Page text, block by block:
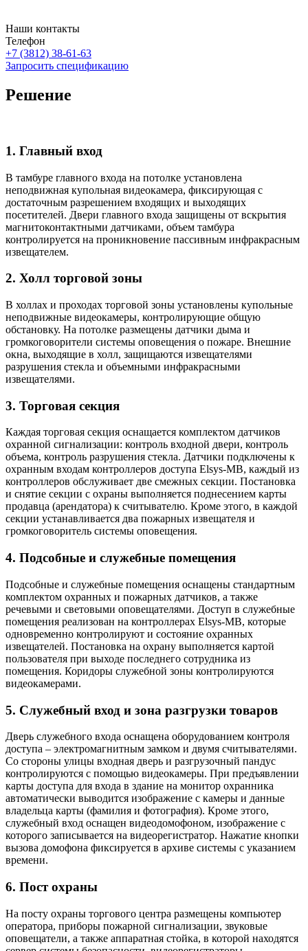
Наши контакты
Телефон
+7 (3812) 38-61-63
Запросить спецификацию
Решение
1. Главный вход
В тамбуре главного входа на потолке установлена
неподвижная купольная видеокамера, фиксирующая с
достаточным разрешением входящих и выходящих
посетителей. Двери главного входа защищены от вскрытия
магнитоконтактными датчиками, объем тамбура
контролируется на проникновение пассивным инфракрасным
извещателем.
2. Холл торговой зоны
В холлах и проходах торговой зоны установлены купольные
неподвижные видеокамеры, контролирующие общую
обстановку. На потолке размещены датчики дыма и
громкоговорители системы оповещения о пожаре. Внешние
окна, выходящие в холл, защищаются извещателями
разрушения стекла и объемными инфракрасными
извещателями.
3. Торговая секция
Каждая торговая секция оснащается комплектом датчиков
охранной сигнализации: контроль входной двери, контроль
объема, контроль разрушения стекла. Датчики подключены к
охранным входам контроллеров доступа Elsys-MB, каждый из
контроллеров обслуживает две смежных секции. Постановка
и снятие секции с охраны выполняется поднесением карты
продавца (арендатора) к считывателю. Кроме этого, в каждой
секции устанавливается два пожарных извещателя и
громкоговоритель системы оповещения.
4. Подсобные и служебные помещения
Подсобные и служебные помещения оснащены стандартным
комплектом охранных и пожарных датчиков, а также
речевыми и световыми оповещателями. Доступ в служебные
помещения реализован на контроллерах Elsys-MB, которые
одновременно контролируют и состояние охранных
извещателей. Постановка на охрану выполняется картой
пользователя при выходе последнего сотрудника из
помещения. Коридоры служебной зоны контролируются
видеокамерами.
5. Служебный вход и зона разгрузки товаров
Дверь служебного входа оснащена оборудованием контроля
доступа – электромагнитным замком и двумя считывателями.
Со стороны улицы входная дверь и разгрузочный пандус
контролируются с помощью видеокамеры. При предъявлении
карты доступа для входа в здание на монитор охранника
автоматически выводится изображение с камеры и данные
владельца карты (фамилия и фотография). Кроме этого,
служебный вход оснащен видеодомофоном, изображение с
которого записывается на видеорегистратор. Нажатие кнопки
вызова домофона фиксируется в архиве системы с указанием
времени.
6. Пост охраны
На посту охраны торгового центра размещены компьютер
оператора, приборы пожарной сигнализации, звуковые
оповещатели, а также аппаратная стойка, в которой находятся